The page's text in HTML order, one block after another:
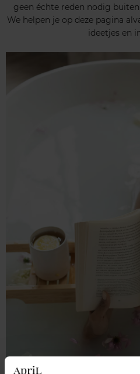
geen échte reden nodig
We helpen je op deze pagina
ideetjes en